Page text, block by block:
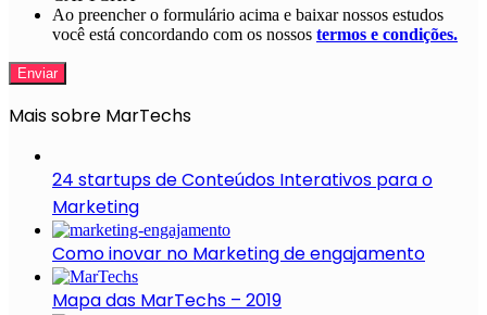
Ao preencher o formulário acima e baixar nossos estudos
você está concordando com os nossos termos e condições.
Mais sobre MarTechs
24 startups de Conteúdos Interativos para o
Marketing
Como inovar no Marketing de engajamento
Mapa das MarTechs – 2019